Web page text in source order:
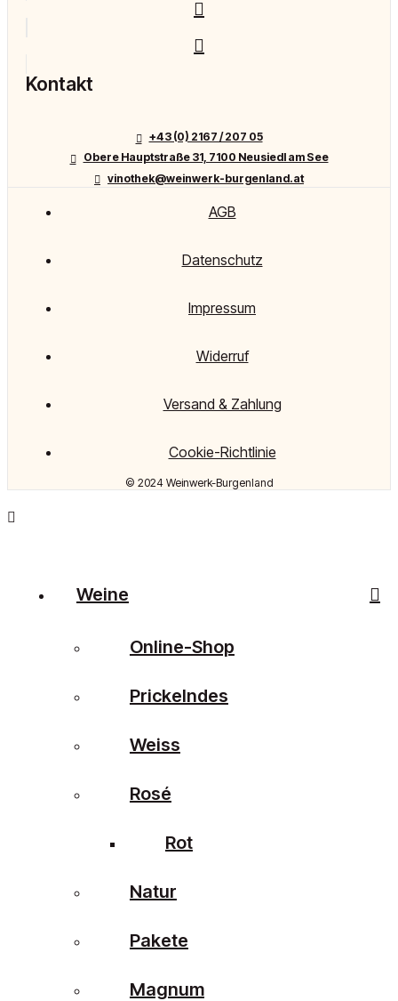
Kontakt
+43 (0) 2167 / 207 05
Obere Hauptstraße 31, 7100 Neusiedl am See
vinothek@weinwerk-burgenland.at
© 2024 Weinwerk-Burgenland
AGB
Datenschutz
Impressum
Widerruf
Versand & Zahlung
Cookie-Richtlinie
Weine
Online-Shop
Prickelndes
Weiss
Rosé
Rot
Natur
Pakete
Magnum